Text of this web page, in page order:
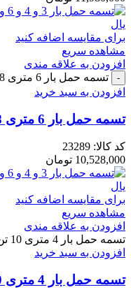
برای مقایسه اضافه کنید
مشاهده سریع
افزودن به علاقه مندی
تسمه حمل بار 6 متری 8 تن یال عدد
افزودن به سبد خرید
تسمه حمل بار 6 متری 8 تن یال
کد کالا: 23289
10,528,000 تومان
برای مقایسه اضافه کنید
مشاهده سریع
افزودن به علاقه مندی
تسمه حمل بار 4 متری 10 تن یال عدد
افزودن به سبد خرید
تسمه حمل بار 4 متری 10 تن یال